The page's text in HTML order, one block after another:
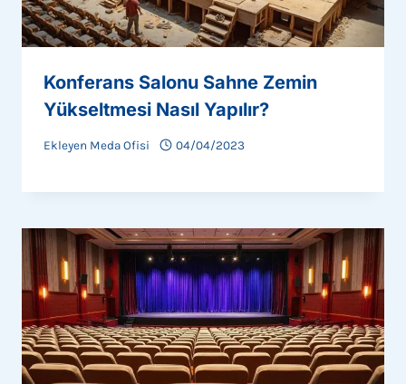
Konferans Salonu Sahne Zemin
Yükseltmesi Nasıl Yapılır?
Ekleyen Meda Ofisi 04/04/2023